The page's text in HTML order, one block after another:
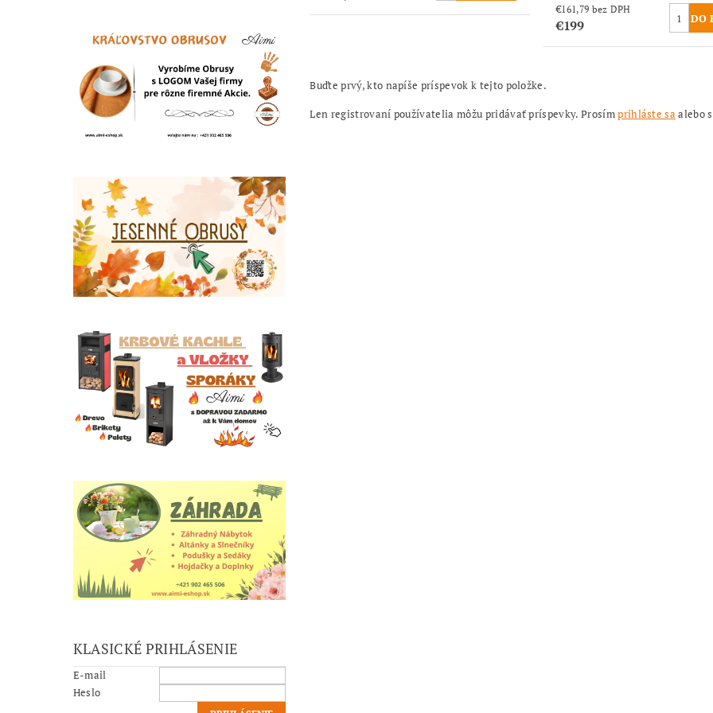
KLASICKÉ PRIHLÁSENIE
E-mail
Heslo
€161,79 bez DPH
€199
Buďte prvý, kto napíše príspevok k tejto položke.
Len registrovaní používatelia môžu pridávať príspevky. Prosímprihláste saalebo